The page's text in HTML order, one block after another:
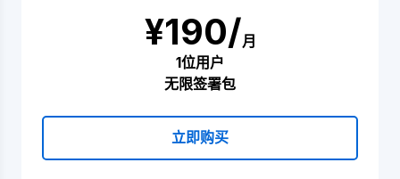
¥190/月
1位用户
无限签署包
立即购买